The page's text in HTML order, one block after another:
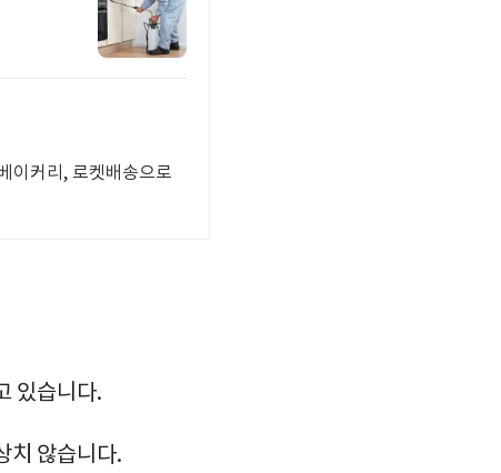
이커리, 로켓배송으로
있습니다.
치 않습니다.